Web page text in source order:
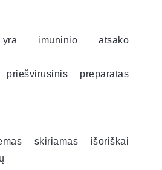
yra imuninio atsako
priešvirusinis preparatas
skiriamas išoriškai